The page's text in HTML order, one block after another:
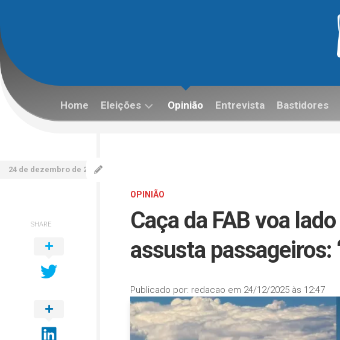
content
Home Eleições Opinião Entrevista Bastidores
OPINIÃO
Caça da FAB voa
assusta passageiros:
Publicado por: redacao em 24/12/2025 às 12:47
24 de dezembro de 2025
SHARE